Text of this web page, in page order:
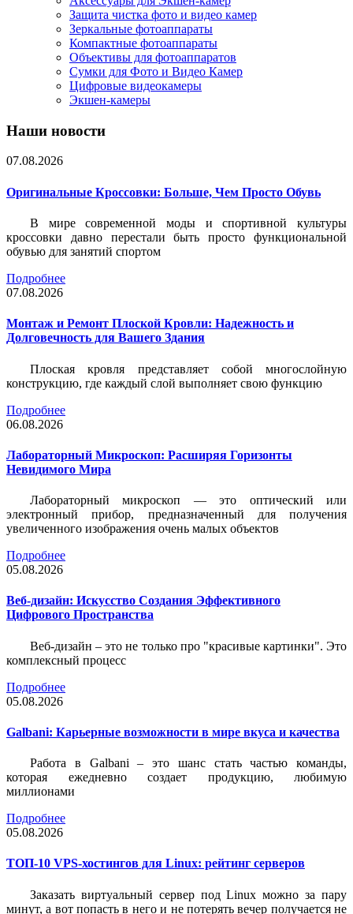
Защита чистка фото и видео камер
Зеркальные фотоаппараты
Компактные фотоаппараты
Объективы для фотоаппаратов
Сумки для Фото и Видео Камер
Цифровые видеокамеры
Экшен-камеры
Наши новости
07.08.2026
Оригинальные Кроссовки: Больше, Чем Просто Обувь
В мире современной моды и спортивной культуры
кроссовки давно перестали быть просто функциональной
обувью для занятий спортом
Подробнее
07.08.2026
Монтаж и Ремонт Плоской Кровли: Надежность и
Долговечность для Вашего Здания
Плоская кровля представляет собой многослойную
конструкцию, где каждый слой выполняет свою функцию
Подробнее
06.08.2026
Лабораторный Микроскоп: Расширяя Горизонты
Невидимого Мира
Лабораторный микроскоп — это оптический или
электронный прибор, предназначенный для получения
увеличенного изображения очень малых объектов
Подробнее
05.08.2026
Веб-дизайн: Искусство Создания Эффективного
Цифрового Пространства
Веб-дизайн – это не только про "красивые картинки". Это
комплексный процесс
Подробнее
05.08.2026
Galbani: Карьерные возможности в мире вкуса и качества
Работа в Galbani – это шанс стать частью команды,
которая ежедневно создает продукцию, любимую
миллионами
Подробнее
05.08.2026
ТОП-10 VPS-хостингов для Linux: рейтинг серверов
Заказать виртуальный сервер под Linux можно за пару
минут, а вот попасть в него и не потерять вечер получается не